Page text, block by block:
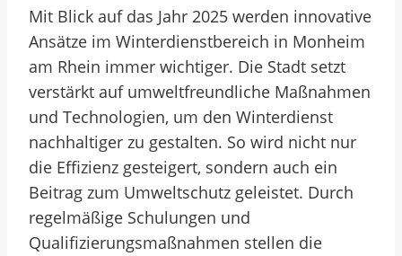
Mit Blick auf das Jahr 2025 werden innovative
Ansätze im Winterdienstbereich in Monheim
am Rhein immer wichtiger. Die Stadt setzt
verstärkt auf umweltfreundliche Maßnahmen
und Technologien, um den Winterdienst
nachhaltiger zu gestalten. So wird nicht nur
die Effizienz gesteigert, sondern auch ein
Beitrag zum Umweltschutz geleistet. Durch
regelmäßige Schulungen und
Qualifizierungsmaßnahmen stellen die